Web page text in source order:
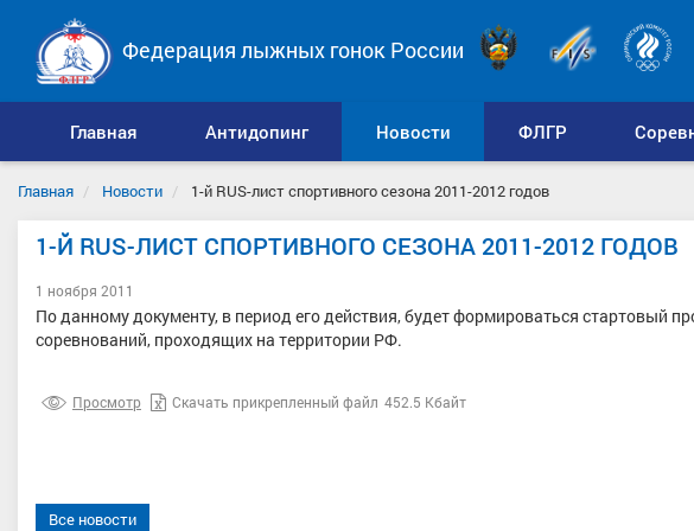
Федерация лыжных гонок России
Главная Антидопинг Новости ФЛГР
Главная Новости 1-й RUS-лист спортивного сезона 2011-2012 годов
1-Й RUS-ЛИСТ СПОРТИВНОГО СЕЗОНА 2011-2012 ГОДОВ
1 ноября 2011
По данному документу, в период его действия, будет формироваться стартовый
соревнований, проходящих на территории РФ.
Просмотр Скачать прикрепленный файл 452.5 Кбайт
Все новости